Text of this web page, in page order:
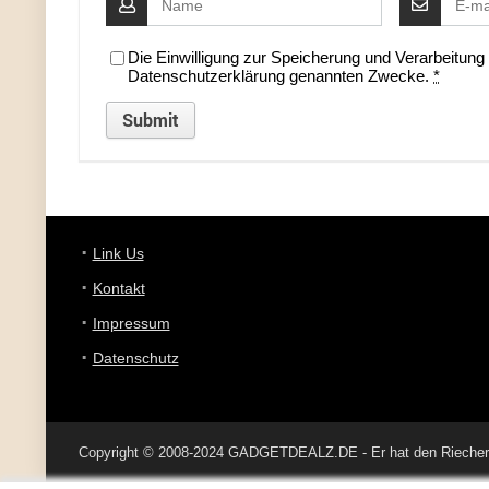
Die Einwilligung zur Speicherung und
Datenschutzerklärung genannten Zwecke. *
Link Us
Kontakt
Impressum
Datenschutz
Copyright © 2008-2024 GADGETDEALZ.DE - Er hat den